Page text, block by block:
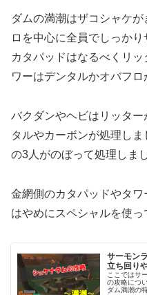
ダムの満潮はザコシャケ
ロを中心に全員でしっかり
カタパッドはなるべくリ
ワーはデンタルかオバフロ
バクダンやヘビはリッタ
タルやカーボンが処理し
の3人がのぼって処理しま
金網側のカタパッドやタワ
はやめにスペシャルを使っ
サーモン
立ち回り
ここではサ
の攻略につ
ダム満潮の